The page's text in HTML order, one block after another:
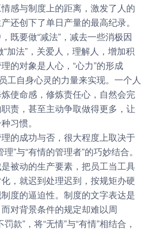
感与制度上的距离，激发了人的
还创下了单日产量的最高纪录。
要做“减法”，减去一些消极因
加法”，关爱人，理解人，增加积
的对象是人心，“心力”的形成
工自身心灵的力量来实现。一个人
使命感，修炼责任心，自然会完
责，甚至主动争取做得更多，让
习惯。
成功与否，很大程度上取决于
”与“有情的管理者”的巧妙结合。
被动的生产要素，把员工当工具
，就迟到处理迟到，按规矩办硬
度的逼迫性。制度的文字表达是
对背景条件的规定却难以周
款”，将“无情”与“有情”相结合，